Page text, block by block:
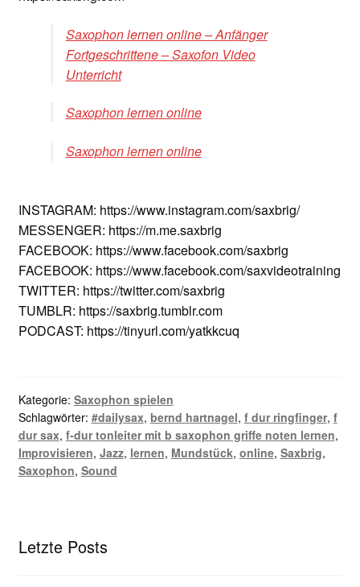
Saxophon lernen online – Anfänger
Fortgeschrittene – Saxofon Video
Unterricht
Saxophon lernen online
Saxophon lernen online
INSTAGRAM: https://www.instagram.com/saxbrig/
MESSENGER: https://m.me.saxbrig
FACEBOOK: https://www.facebook.com/saxbrig
FACEBOOK: https://www.facebook.com/saxvideotraining
TWITTER: https://twitter.com/saxbrig
TUMBLR: https://saxbrig.tumblr.com
PODCAST: https://tinyurl.com/yatkkcuq
Kategorie: Saxophon spielen
Schlagwörter: #dailysax, bernd hartnagel, f dur ringfinger, f
dur sax, f-dur tonleiter mit b saxophon griffe noten lernen,
Improvisieren, Jazz, lernen, Mundstück, online, Saxbrig,
Saxophon, Sound
Letzte Posts